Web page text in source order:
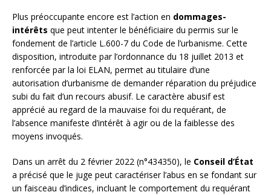
Plus préoccupante encore est l’action en dommages-
intérêts que peut intenter le bénéficiaire du permis sur le
fondement de l’article L.600-7 du Code de l’urbanisme. Cette
disposition, introduite par l’ordonnance du 18 juillet 2013 et
renforcée par la loi ELAN, permet au titulaire d’une
autorisation d’urbanisme de demander réparation du préjudice
subi du fait d’un recours abusif. Le caractère abusif est
apprécié au regard de la mauvaise foi du requérant, de
l’absence manifeste d’intérêt à agir ou de la faiblesse des
moyens invoqués.
Dans un arrêt du 2 février 2022 (n°434350), le Conseil d’État
a précisé que le juge peut caractériser l’abus en se fondant sur
un faisceau d’indices, incluant le comportement du requérant